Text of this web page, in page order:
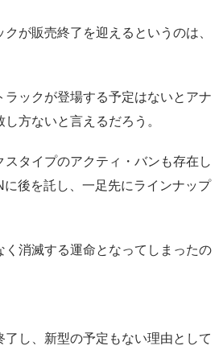
が販売終了を迎えるというのは、
ックが登場する予定はないとアナ
方ないと言えるだろう。
タイプのアクティ・バンも存在し
後を託し、一足先にラインナップ
消滅する運命となってしまったの
し、新型の予定もない理由として